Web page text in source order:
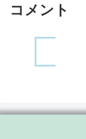
コメント